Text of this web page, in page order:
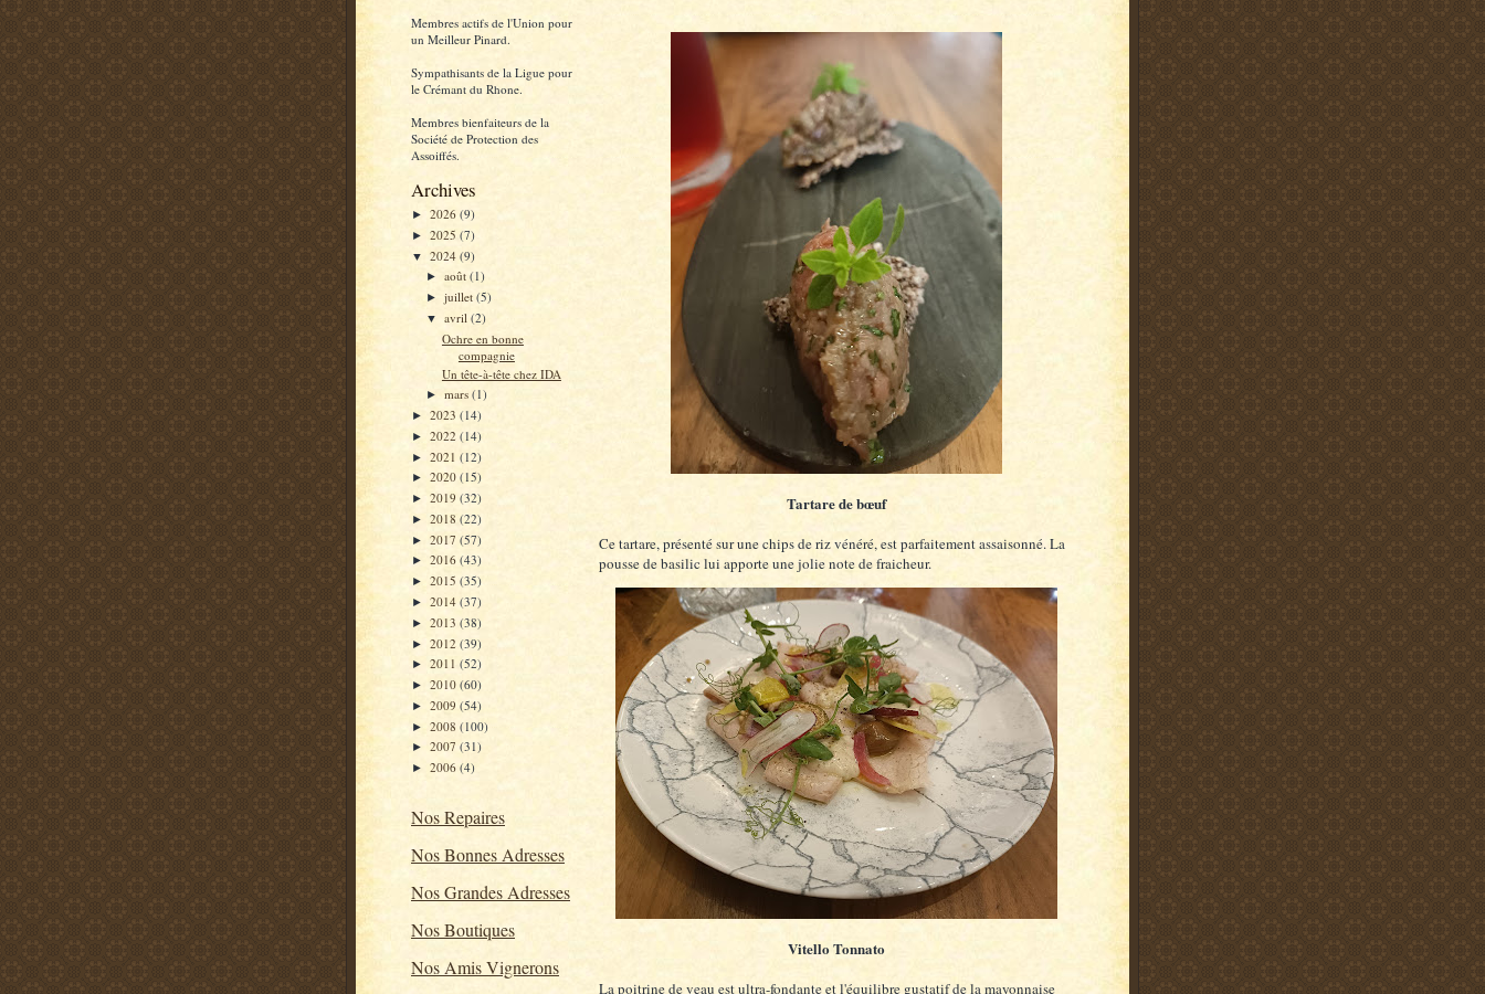
Membres actifs de l'Union pour
un Meilleur Pinard.
Sympathisants de la Ligue pour
le Crémant du Rhone.
Membres bienfaiteurs de la
Société de Protection des
Assoiffés.
Archives
► 2026 (9)
► 2025 (7)
▼ 2024 (9)
►août(1)
►juillet(5)
▼avril(2)
Ochre en bonne
compagnie
Un tête-à-tête chez IDA
►mars(1)
► 2023 (14)
► 2022 (14)
► 2021 (12)
► 2020 (15)
► 2019 (32)
► 2018 (22)
► 2017 (57)
► 2016 (43)
► 2015 (35)
► 2014 (37)
► 2013 (38)
► 2012 (39)
► 2011 (52)
► 2010 (60)
► 2009 (54)
► 2008 (100)
► 2007 (31)
► 2006 (4)
Nos Repaires
Nos Bonnes Adresses
Nos Grandes Adresses
Nos Boutiques
Nos Amis Vignerons
Tartare de bœuf
Ce tartare, présenté sur une chips de riz vénéré, est parfaitement assaisonné. La
pousse de basilic lui apporte une jolie note de fraicheur.
Vitello Tonnato
La poitrine de veau est ultra-fondante et l'équilibre gustatif de la mayonnaise